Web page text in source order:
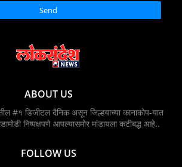
ABOUT US
#१ डिजीटल दैनिक असून जिल्हयाच्या कानाकोप-यात
निष्पक्षपणे आपल्यासमोर मांडायला कटीबद्ध आहे..
FOLLOW US